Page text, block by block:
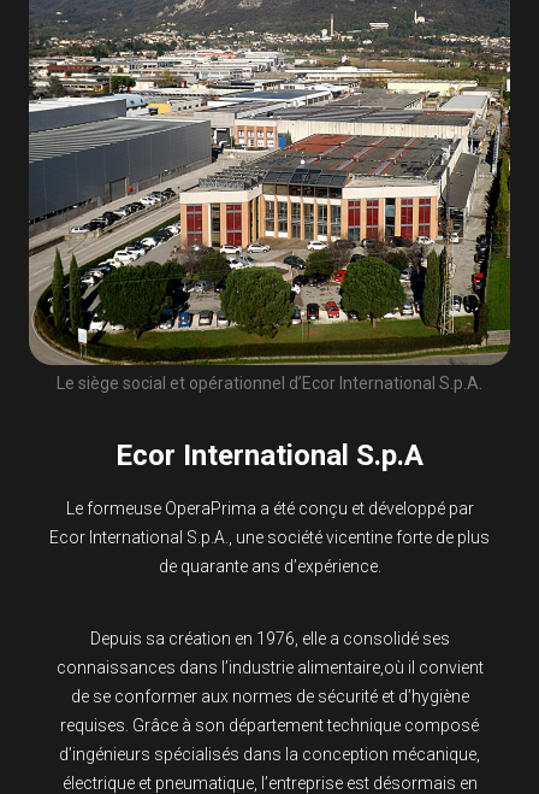
Ecor International S.p.A
Le formeuse OperaPrima a été conçu et développé par
Ecor International S.p.A., une société vicentine forte de plus
de quarante ans d’expérience.
Depuis sa création en 1976, elle a consolidé ses
connaissances dans l’industrie alimentaire,où il convient
de se conformer aux normes de sécurité et d’hygiène
requises. Grâce à son département technique composé
d’ingénieurs spécialisés dans la conception mécanique,
électrique et pneumatique, l’entreprise est désormais en
Le siège social et opérationnel d’Ecor International S.p.A.